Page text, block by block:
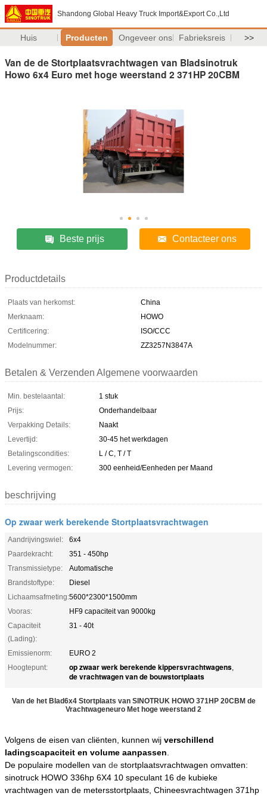
Shandong Global Heavy Truck Import&Export Co.,Ltd
Huis Producten Ongeveer ons Fabrieksreis >>
Van de de Stortplaatsvrachtwagen van Bladsinotruk
Howo 6x4 Euro met hoge weerstand 2 371HP 20CBM
Beste prijs Contacteer ons
Productdetails
Plaats van herkomst:
China
Merknaam:
HOWO
Certificering:
ISO/CCC
Modelnummer:
ZZ3257N3847A
Betalen & Verzenden Algemene voorwaarden
Min. bestelaantal:
1 stuk
Prijs:
Onderhandelbaar
Verpakking Details:
Naakt
Levertijd:
30-45 het werkdagen
Betalingscondities:
L / C, T / T
Levering vermogen:
300 eenheid/Eenheden per Maand
beschrijving
Op zwaar werk berekende Stortplaatsvrachtwagen
Aandrijvingswiel:
6x4
Paardekracht:
351 - 450hp
Transmissietype:
Automatische
Brandstoftype:
Diesel
Lichaamsafmeting:5600*2300*1500mm
Vooras:
HF9 capaciteit van 9000kg
Capaciteit
(Lading):
31 - 40t
Emissienorm:
EURO 2
Hoogtepunt:
op zwaar werk berekende kippersvrachtwagens,
de vrachtwagen van de bouwstortplaats
Van de het Blad6x4 Stortplaats van SINOTRUK HOWO 371HP 20CBM de
Vrachtwageneuro Met hoge weerstand 2
Volgens de eisen van cliënten, kunnen wij verschillend
ladingscapaciteit en volume aanpassen
De populaire modellen van de stortplaatsvrachtwagen omvatten:
sinotruck HOWO 336hp 6X4 10 speculant 16 de kubieke
vrachtwagen van de metersstortplaats, Chineesvrachtwagen 371hp